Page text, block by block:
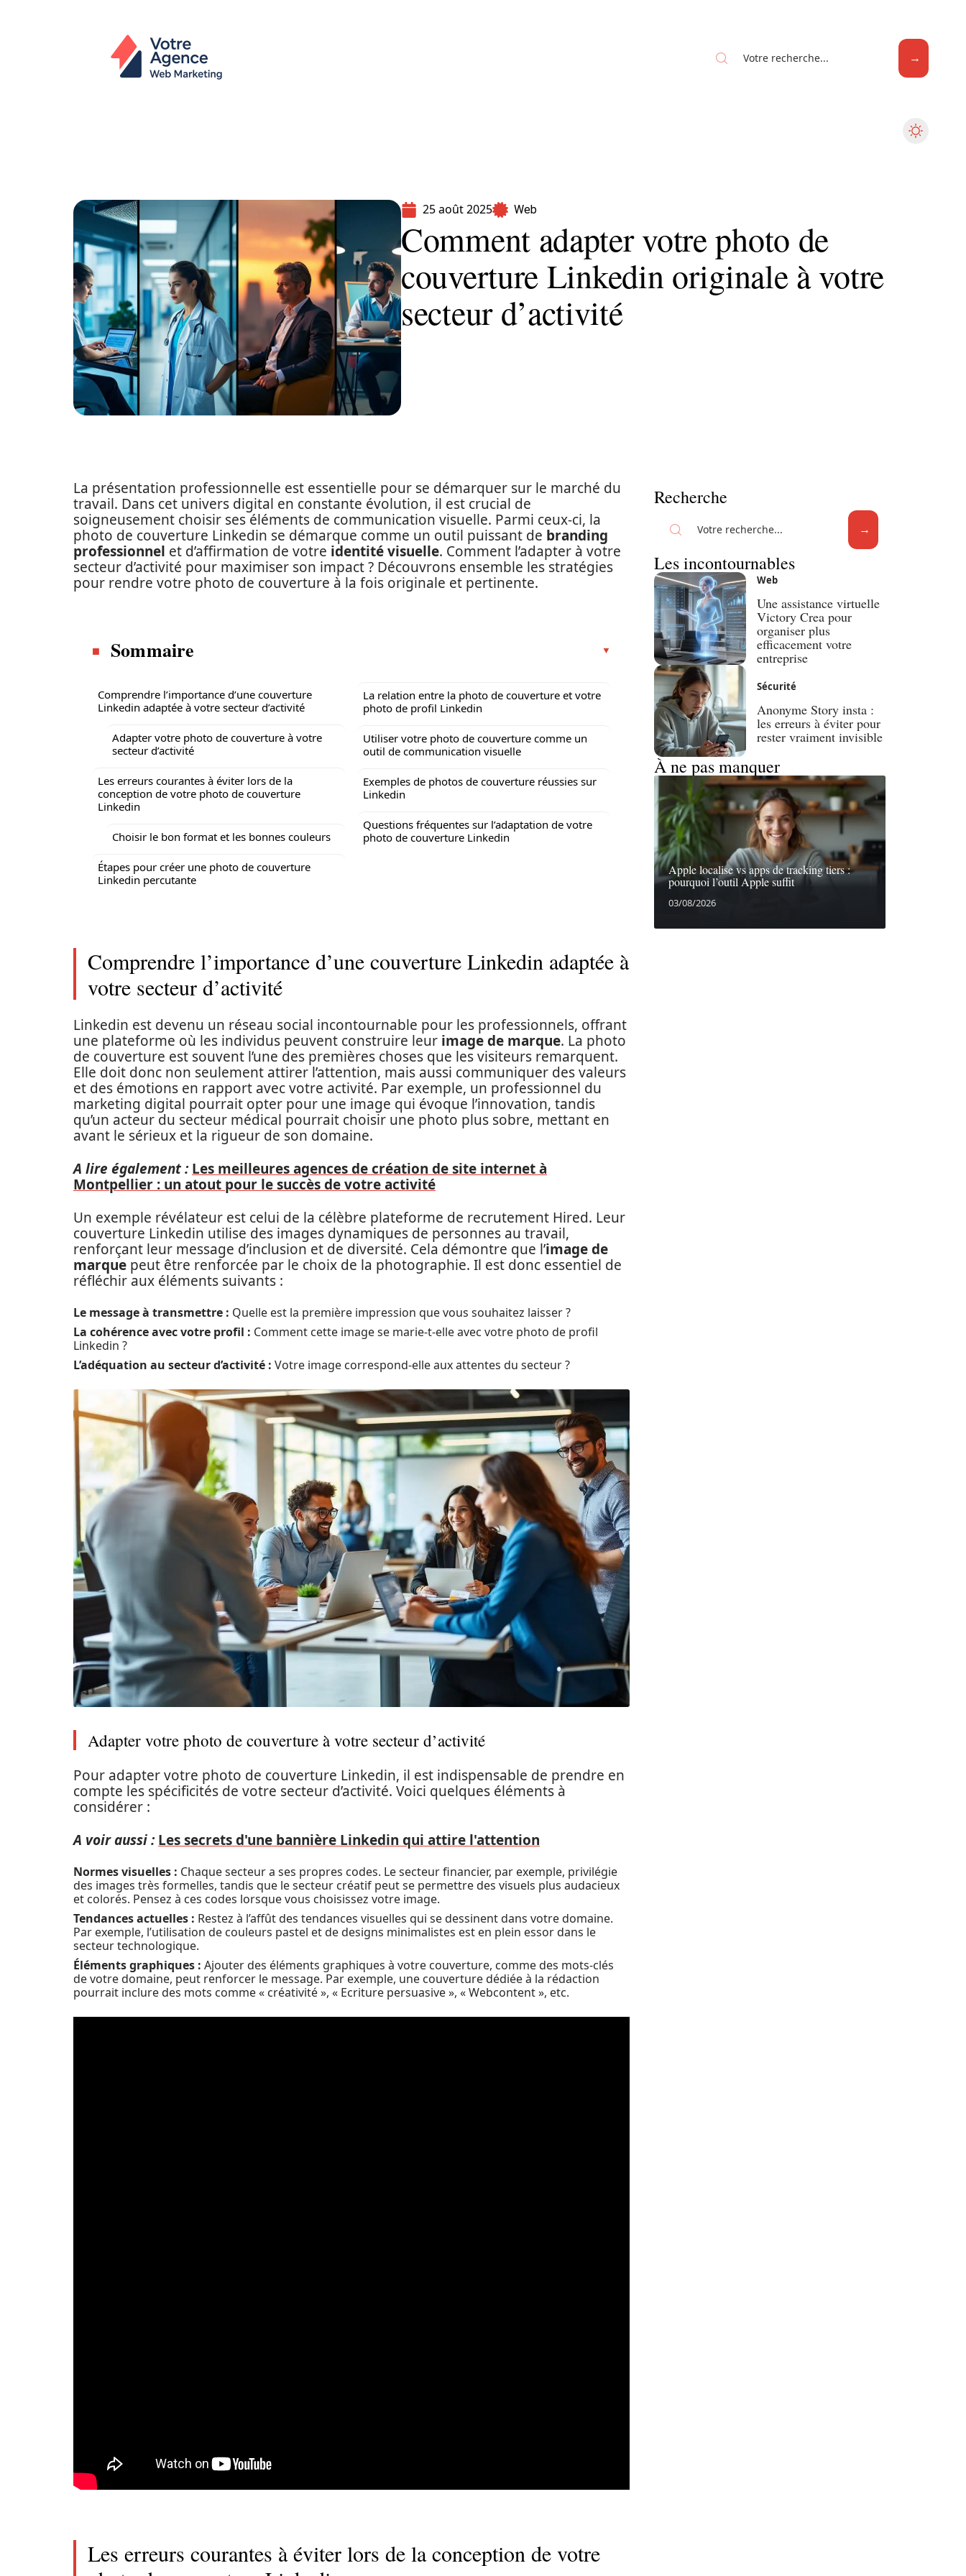
25 août 2025 Web
Comment adapter votre photo de
couverture Linkedin originale à votre
secteur d’activité
La présentation professionnelle est essentielle pour se démarquer sur le marché du
travail. Dans cet univers digital en constante évolution, il est crucial de
soigneusement choisir ses éléments de communication visuelle. Parmi ceux-ci, la
photo de couverture Linkedin se démarque comme un outil puissant de branding
professionnel et d’affirmation de votre identité visuelle. Comment l’adapter à votre
secteur d’activité pour maximiser son impact ? Découvrons ensemble les stratégies
pour rendre votre photo de couverture à la fois originale et pertinente.
Sommaire
Comprendre l’importance d’une couverture
Linkedin adaptée à votre secteur d’activité
Adapter votre photo de couverture à votre
secteur d’activité
Les erreurs courantes à éviter lors de la
conception de votre photo de couverture
Linkedin
Choisir le bon format et les bonnes couleurs
Étapes pour créer une photo de couverture
Linkedin percutante
La relation entre la photo de couverture et votre
photo de profil Linkedin
Utiliser votre photo de couverture comme un
outil de communication visuelle
Exemples de photos de couverture réussies sur
Linkedin
Questions fréquentes sur l’adaptation de votre
photo de couverture Linkedin
Comprendre l’importance d’une couverture Linkedin adaptée à
votre secteur d’activité
Linkedin est devenu un réseau social incontournable pour les professionnels, offrant
une plateforme où les individus peuvent construire leur image de marque. La photo
de couverture est souvent l’une des premières choses que les visiteurs remarquent.
Elle doit donc non seulement attirer l’attention, mais aussi communiquer des valeurs
et des émotions en rapport avec votre activité. Par exemple, un professionnel du
marketing digital pourrait opter pour une image qui évoque l’innovation, tandis
qu’un acteur du secteur médical pourrait choisir une photo plus sobre, mettant en
avant le sérieux et la rigueur de son domaine.
A lire également : Les meilleures agences de création de site internet à
Montpellier : un atout pour le succès de votre activité
Un exemple révélateur est celui de la célèbre plateforme de recrutement Hired. Leur
couverture Linkedin utilise des images dynamiques de personnes au travail,
renforçant leur message d’inclusion et de diversité. Cela démontre que l’image de
marque peut être renforcée par le choix de la photographie. Il est donc essentiel de
réfléchir aux éléments suivants :
Le message à transmettre : Quelle est la première impression que vous souhaitez laisser ?
La cohérence avec votre profil : Comment cette image se marie-t-elle avec votre photo de profil
Linkedin ?
L’adéquation au secteur d’activité : Votre image correspond-elle aux attentes du secteur ?
Adapter votre photo de couverture à votre secteur d’activité
Pour adapter votre photo de couverture Linkedin, il est indispensable de prendre en
compte les spécificités de votre secteur d’activité. Voici quelques éléments à
considérer :
A voir aussi : Les secrets d'une bannière Linkedin qui attire l'attention
Normes visuelles : Chaque secteur a ses propres codes. Le secteur financier, par exemple, privilégie
des images très formelles, tandis que le secteur créatif peut se permettre des visuels plus audacieux
et colorés. Pensez à ces codes lorsque vous choisissez votre image.
Tendances actuelles : Restez à l’affût des tendances visuelles qui se dessinent dans votre domaine.
Par exemple, l’utilisation de couleurs pastel et de designs minimalistes est en plein essor dans le
secteur technologique.
Éléments graphiques : Ajouter des éléments graphiques à votre couverture, comme des mots-clés
de votre domaine, peut renforcer le message. Par exemple, une couverture dédiée à la rédaction
pourrait inclure des mots comme « créativité », « Ecriture persuasive », « Webcontent », etc.
Les erreurs courantes à éviter lors de la conception de votre
Recherche
Les incontournables
Web
Une assistance virtuelle
Victory Crea pour
organiser plus
efficacement votre
entreprise
Sécurité
Anonyme Story insta :
les erreurs à éviter pour
rester vraiment invisible
À ne pas manquer
Apple localise vs apps de tracking tiers :
pourquoi l’outil Apple suffit
03/08/2026